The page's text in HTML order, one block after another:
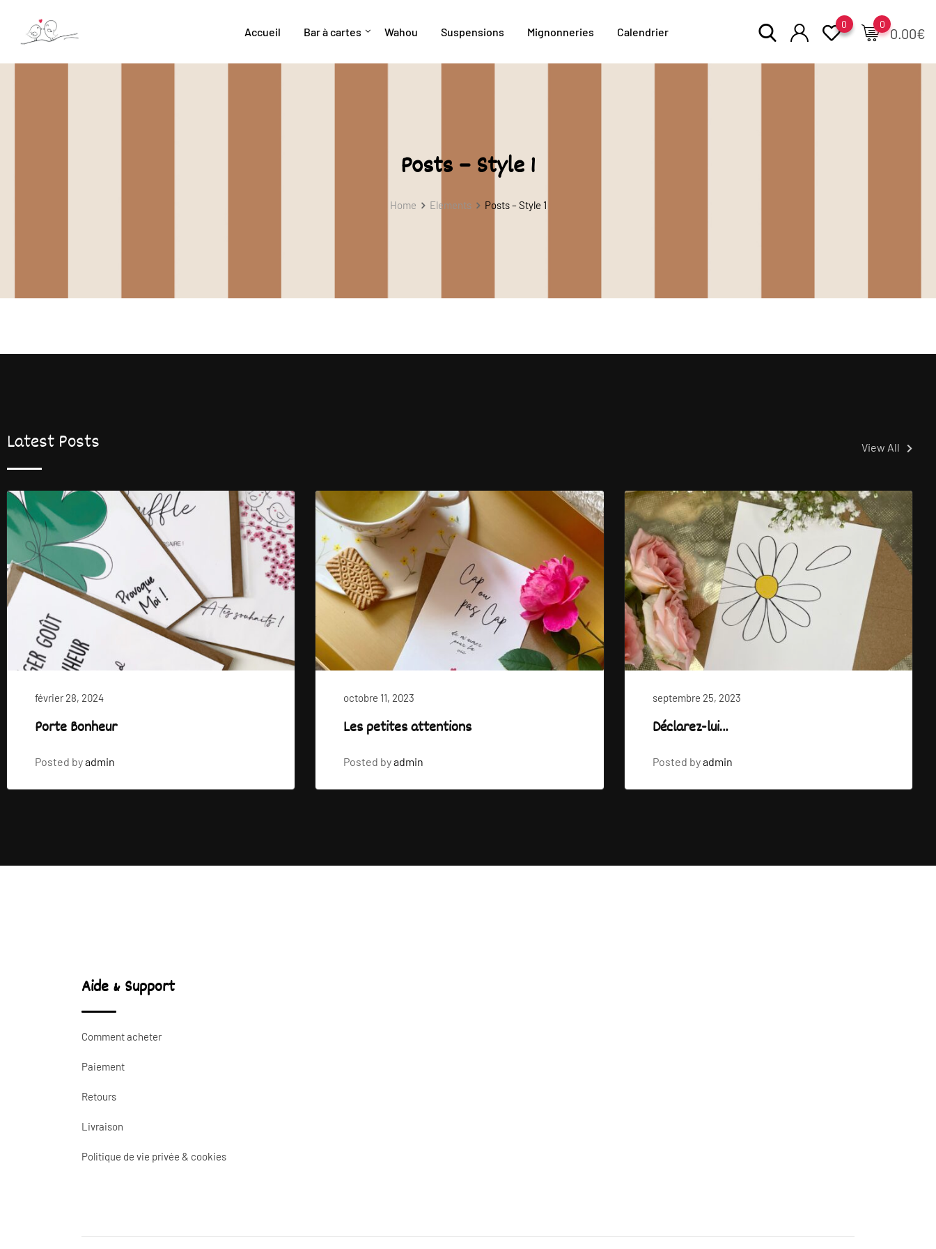
Accueil Bar à cartes Wahou Suspensions Mignonneries Calendrier 0.00€
0
0
Posts – Style 1
Home Elements Posts – Style 1
Latest Posts View All
février 28, 2024
Porte Bonheur
Posted byadmin
octobre 11, 2023
Les petites attentions
Posted byadmin
septembre 25, 2023
Déclarez-lui…
Posted byadmin
Aide & Support
Comment acheter
Paiement
Retours
Livraison
Politique de vie privée & cookies